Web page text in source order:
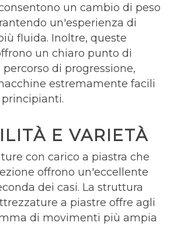
un cambio di peso
un'esperienza di
fluida. Inoltre, queste
un chiaro punto di
di progressione,
estremamente facili
E VARIETÀ
con carico a piastra che
offrono un'eccellente
dei casi. La struttura
a piastre offre agli
di movimenti più ampia